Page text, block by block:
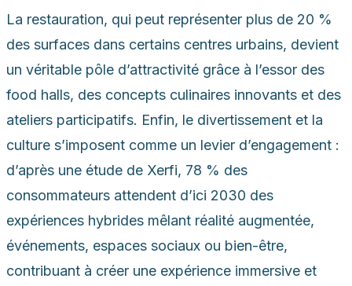
La restauration, qui peut représenter plus de 20 %
des surfaces dans certains centres urbains, devient
un véritable pôle d’attractivité grâce à l’essor des
food halls, des concepts culinaires innovants et des
ateliers participatifs. Enfin, le divertissement et la
culture s’imposent comme un levier d’engagement :
d’après une étude de Xerfi, 78 % des
consommateurs attendent d’ici 2030 des
expériences hybrides mêlant réalité augmentée,
événements, espaces sociaux ou bien-être,
contribuant à créer une expérience immersive et